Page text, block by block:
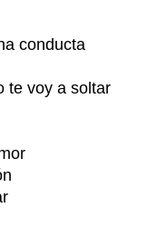
conducta
te voy a soltar